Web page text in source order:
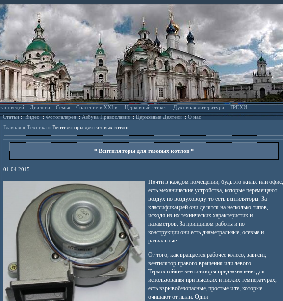
::Диалоги::Семья::Спасение в XXI в.::Церковный этикет::Духовная литература::ГРЕХИ
Статьи::Видео ::Фотогалерея::Азбука Православия::Церковные Деятели::О нас
Главная» Техника » Вентиляторы для газовых котлов
* Вентиляторы для газовых котлов *
01.04.2015
Почти в каждом помещении, будь это жилье или офис,
есть механические устройства, которые перемещают
воздух по воздуховоду, то есть вентиляторы. За
классификацией они делятся на несколько типов,
исходя из их технических характеристик и
параметров. За принципом работы и по
конструкции они есть диаметральные, осевые и
радиальные.
От того, как вращается рабочее колесо, зависит,
вентилятор правого вращения или левого.
Термостойкие вентиляторы предназначены для
использования при высоких и низких температурах,
есть взрывобезопасные, простые и те, которые
очищают от пыли. Одни